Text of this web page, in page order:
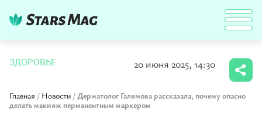
ЗДОРОВЬЕ 20 июня 2025, 14:30
Главная / Новости /Дерматолог Галямова рассказала, почему опасно
делать макияж перманентным маркером